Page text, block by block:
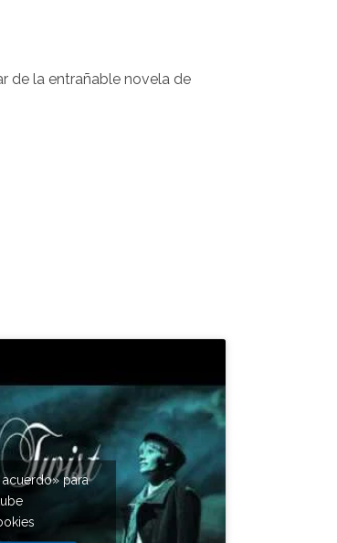
de la entrañable novela de
para